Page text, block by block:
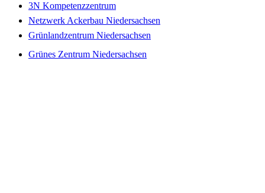
3N Kompetenzzentrum
Netzwerk Ackerbau Niedersachsen
Grünlandzentrum Niedersachsen
Grünes Zentrum Niedersachsen